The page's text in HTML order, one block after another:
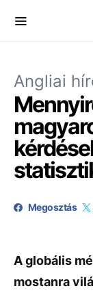
Angliai
Megosztás
A globális
mostanra